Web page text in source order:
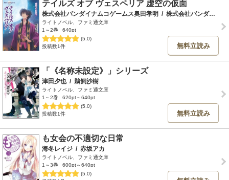
テイルズ オブ ヴェスペリア 虚空の仮面
株式会社バンダイナムコゲームス奥田孝明 / 株式会社バンダイナムコゲームス岩本稔
ライトノベル、ファミ通文庫
1～2巻
640pt
(5.0)
投稿数1件
無料立読み
「《名称未設定》」シリーズ
津田夕也 / 鵜飼沙樹
ライトノベル、ファミ通文庫
1～2巻
620pt～640pt
(5.0)
投稿数1件
無料立読み
も女会の不適切な日常
海冬レイジ / 赤坂アカ
ライトノベル、ファミ通文庫
1～3巻
600pt～640pt
(5.0)